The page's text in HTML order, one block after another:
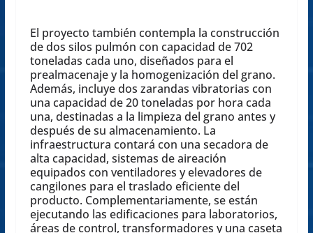
El proyecto también contempla la construcción
de dos silos pulmón con capacidad de 702
toneladas cada uno, diseñados para el
prealmacenaje y la homogenización del grano.
Además, incluye dos zarandas vibratorias con
una capacidad de 20 toneladas por hora cada
una, destinadas a la limpieza del grano antes y
después de su almacenamiento. La
infraestructura contará con una secadora de
alta capacidad, sistemas de aireación
equipados con ventiladores y elevadores de
cangilones para el traslado eficiente del
producto. Complementariamente, se están
ejecutando las edificaciones para laboratorios,
áreas de control, transformadores y una caseta